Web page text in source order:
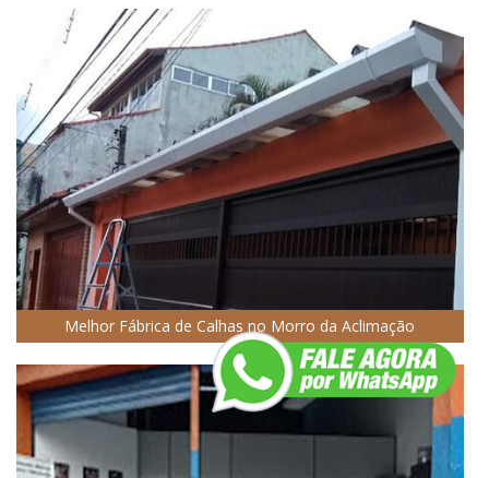
Melhor Fábrica de Calhas no Morro da Aclimação